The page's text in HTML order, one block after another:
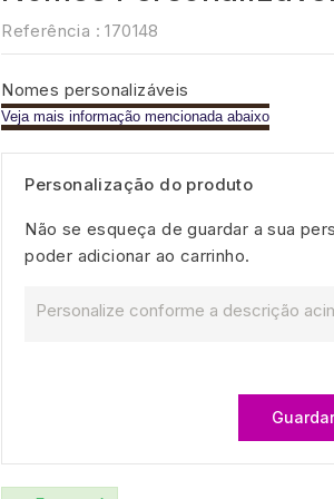
Referência : 170148
Nomes personalizáveis
Veja mais informação mencionada abaixo
Personalização do produto
Não se esqueça de guardar a sua
poder adicionar ao carrinho.